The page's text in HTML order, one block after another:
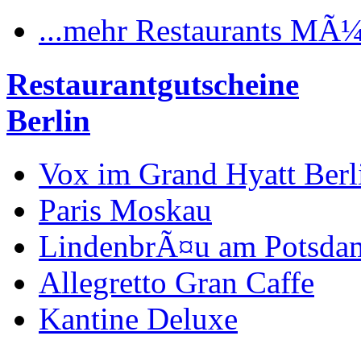
...mehr Restaurants
Restaurantgutscheine
Berlin
Vox im Grand Hyatt
Paris Moskau
LindenbrÃ¤u am
Allegretto Gran Caffe
Kantine Deluxe